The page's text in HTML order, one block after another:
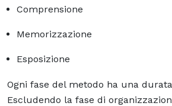
Comprensione
Memorizzazione
Esposizione
Ogni fase del metodo ha una
Escludendo la fase di